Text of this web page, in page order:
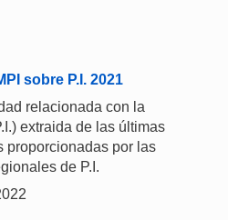
sobre P.I. 2021
relacionada con la
extraida de las últimas
proporcionadas por las
de P.I.